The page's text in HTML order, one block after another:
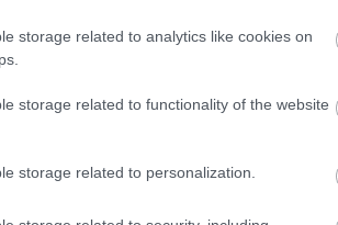
storage related to analytics like cookies on
storage related to functionality of the website
storage related to personalization.
a színésznőt, hogy azt
tett meg, hogy ez az üzenete
inkább a munkára fordítja
a kiváltságot, megosszon velük